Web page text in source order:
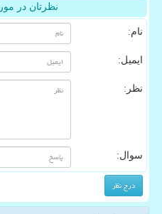
نظرتان در
نام:
ایمیل:
نظر:
سوال: